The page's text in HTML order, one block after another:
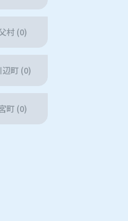
村 (0)
町 (0)
町 (0)